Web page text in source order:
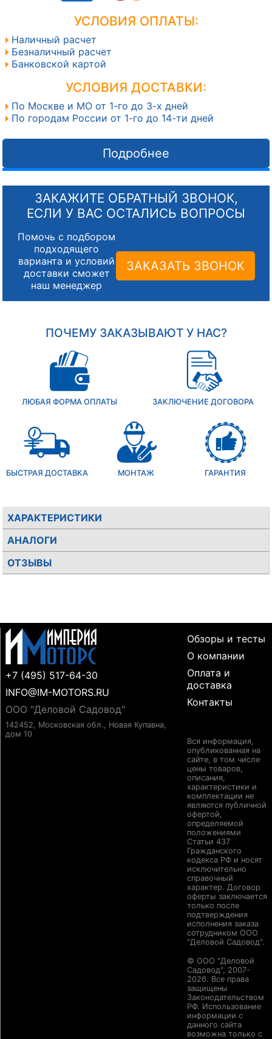
УСЛОВИЯ ОПЛАТЫ:
Наличный расчет
Безналичный расчет
Банковской картой
УСЛОВИЯ ДОСТАВКИ:
По Москве и МО от 1-го до 3-х дней
По городам России от 1-го до 14-ти дней
Подробнее
ЗАКАЖИТЕ ОБРАТНЫЙ ЗВОНОК,
ЕСЛИ У ВАС ОСТАЛИСЬ ВОПРОСЫ
Помочь с подбором
подходящего
варианта и условий
доставки сможет
наш менеджер
ЗАКАЗАТЬ ЗВОНОК
ПОЧЕМУ ЗАКАЗЫВАЮТ У НАС?
ЛЮБАЯ ФОРМА ОПЛАТЫ ЗАКЛЮЧЕНИЕ ДОГОВОРА
БЫСТРАЯ ДОСТАВКА МОНТАЖ ГАРАНТИЯ
ХАРАКТЕРИСТИКИ
АНАЛОГИ
ОТЗЫВЫ
+7 (495) 517-64-30
INFO@IM-MOTORS.RU
ООО "Деловой Садовод"
142452, Московская обл., Новая Купавна,
дом 10
Обзоры и тесты
О компании
Оплата и
доставка
Контакты
Вся информация,
опубликованная на
сайте, в том числе
цены товаров,
описания,
характеристики и
комплектации не
являются публичной
офертой,
определяемой
положениями
Статьи 437
Гражданского
кодекса РФ и носят
исключительно
справочный
характер. Договор
оферты заключается
только после
подтверждения
исполнения заказа
сотрудником ООО
"Деловой Садовод".
© ООО "Деловой
Садовод", 2007-
2026. Все права
защищены
Законодательством
РФ. Использование
информации с
данного сайта
возможна только с